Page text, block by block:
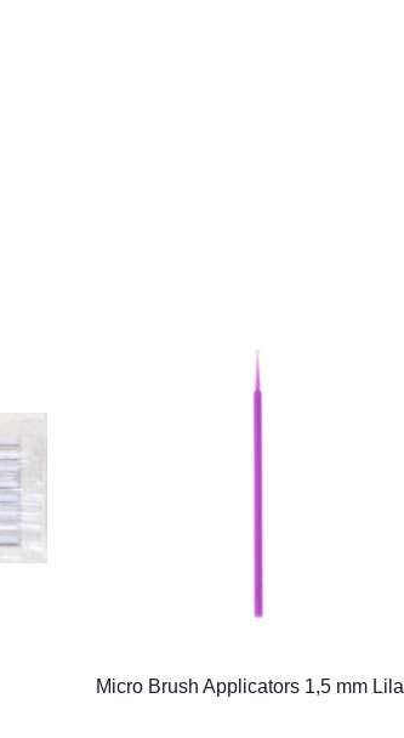
Micro Brush Applicators 1,5 mm Lila